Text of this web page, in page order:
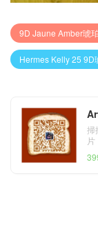
9D Jaune Amber琥
Hermes Kelly 25 9D
掃
片